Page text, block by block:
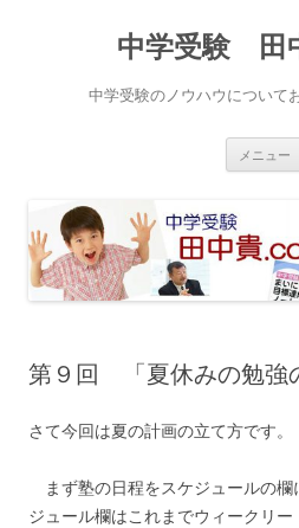
中学受験 田
中学受験のノウハウについて
メニュー
第９回 「夏休みの勉強
さて今回は夏の計画の立て方です。
まず塾の日程をスケジュールの欄
ジュール欄はこれまでウィークリ